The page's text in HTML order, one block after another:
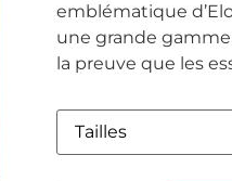
emblématique
une grande
la preuve que les